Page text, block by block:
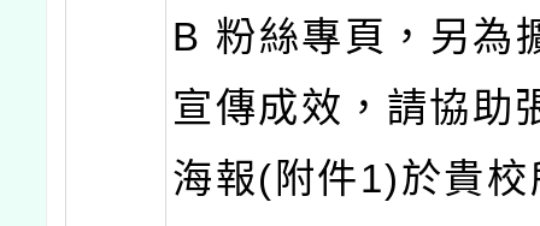
B 粉絲專頁，另為
宣傳成效，請協助
海報(附件1)於貴